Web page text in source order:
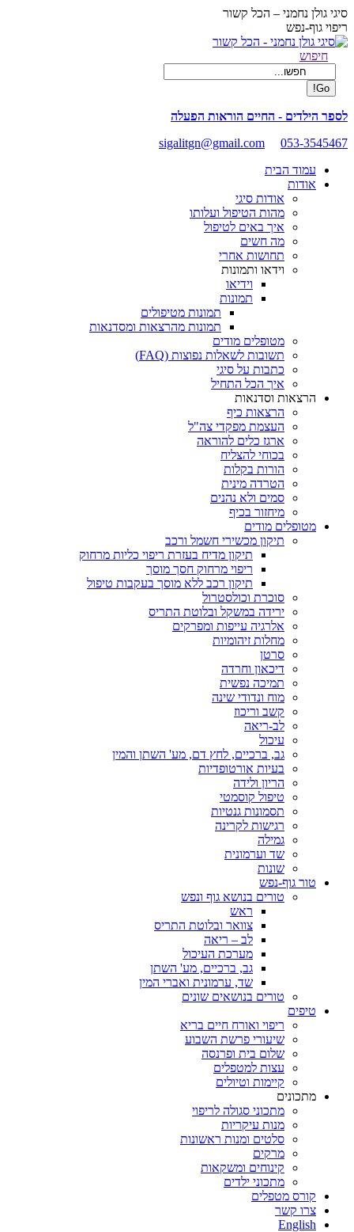
Skip
to
content
סיגי גולן נחמני – הכל קשור
ריפוי גוף-נפש
Facebook
opens
new
window
Search:
חיפוש
לספר הילדים - החיים הוראות הפעלה
sigalitgn@gmail.com
053-3545467
עמוד הבית
אודות
אודות סיגי
מהות הטיפול ועלותו
איך באים לטיפול
מה חשים
תחושות אחרי
וידאו ותמונות
וידיאו
תמונות
תמונות מטיפולים
תמונות מהרצאות ומסדנאות
מטופלים מודים
תשובות לשאלות נפוצות (FAQ)
כתבות על סיגי
איך הכל התחיל
הרצאות וסדנאות
הרצאות כיף
העצמת מפקדי צה"ל
ארגז כלים להוראה
בכוחי להצליח
הורות בקלות
הטרדה מינית
סמים ולא נהנים
מיחזור בכיף
מטופלים מודים
תיקון מכשירי חשמל ורכב
תיקון מדיח בעזרת ריפוי כליות מרחוק
ריפוי מרחוק חסך מוסך
תיקון רכב ללא מוסך בעקבות טיפול
סוכרת וכולסטרול
ירידה במשקל ובלוטת התריס
אלרגיה עייפות ומפרקים
מחלות זיהומיות
סרטן
דיכאון וחרדה
תמיכה נפשית
מוח ונדודי שינה
קשב וריכוז
לב-ריאה
עיכול
גב, ברכיים, לחץ דם, מע' השתן והמין
בעיות אורטופדיות
הריון ולידה
טיפול קוסמטי
תסמונות גנטיות
רגישות לקרינה
גמילה
שד וערמונית
שונות
טור גוף-נפש
טורים בנושא גוף ונפש
ראש
צוואר ובלוטת התריס
לב – ריאה
מערכת העיכול
גב, ברכיים, מע' השתן
שד, ערמונית ואברי המין
טורים בנושאים שונים
טיפים
ריפוי ואורח חיים בריא
שיעורי פרשת השבוע
שלום בית ופרנסה
עצות למטפלים
קיימות וטיולים
מתכונים
מתכוני סגולה לריפוי
מנות עיקריות
סלטים ומנות ראשונות
מרקים
קינוחים ומשקאות
מתכוני ילדים
קורס מטפלים
צרו קשר
English